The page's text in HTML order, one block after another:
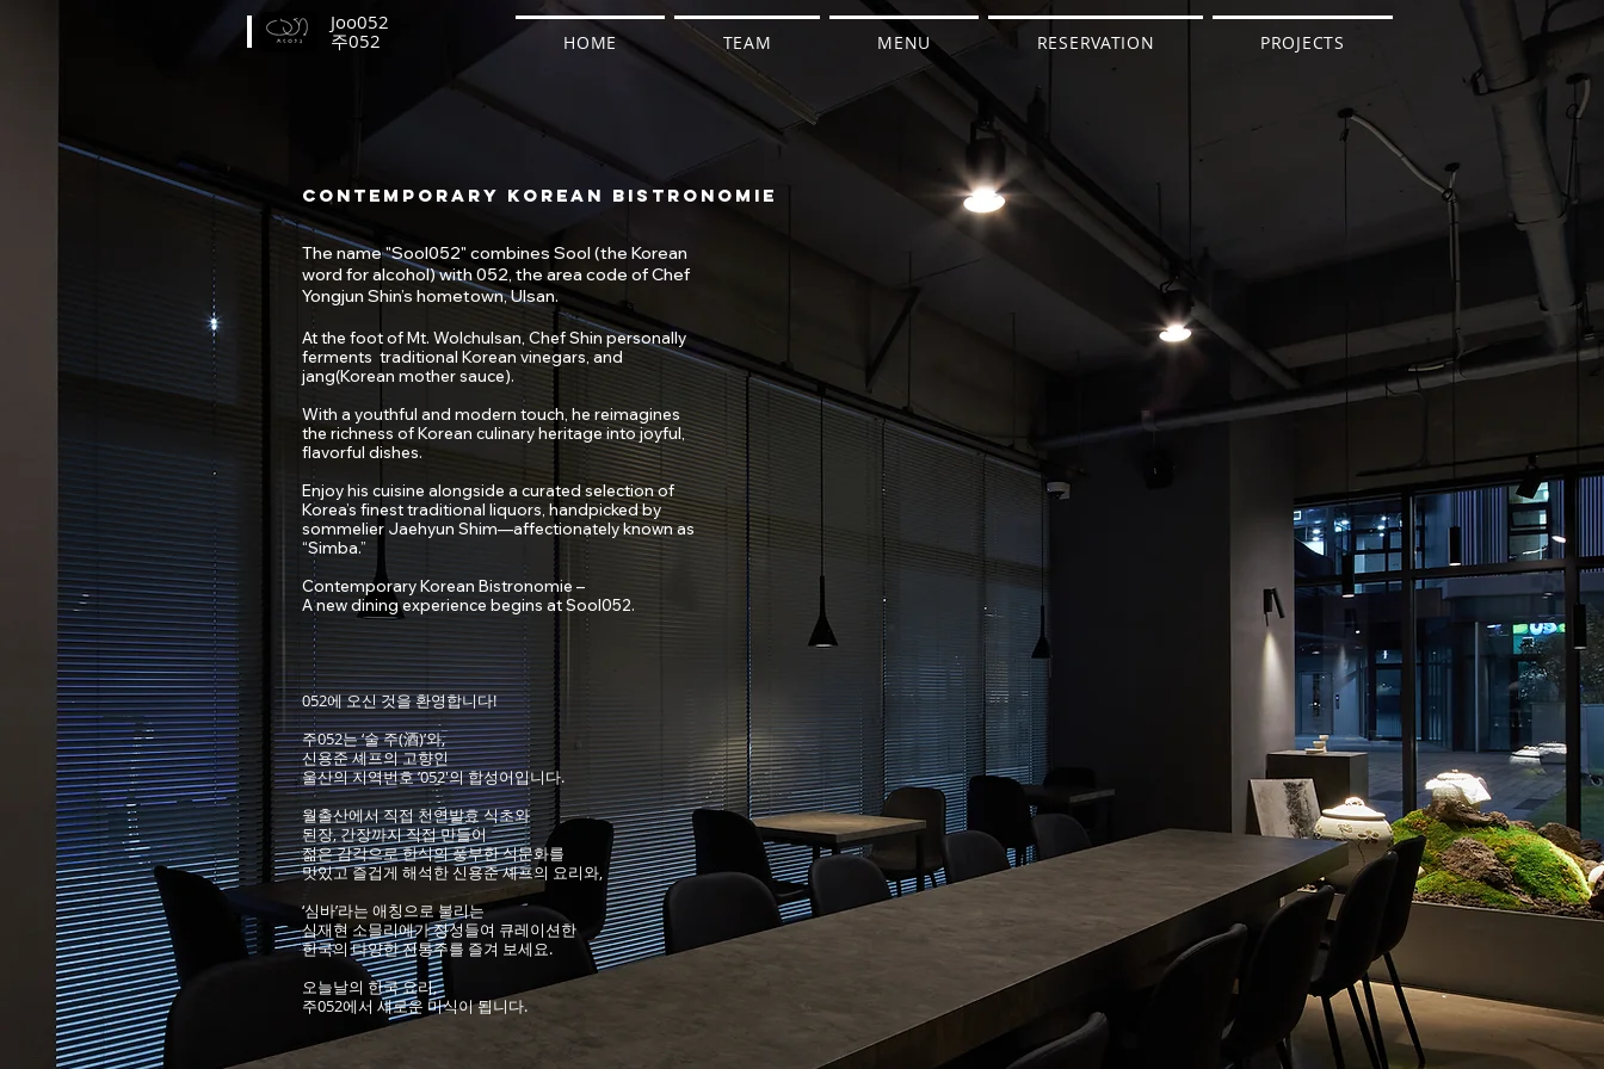
Joo052
​주052
HOME TEAM MENU RESERVATION PROJECTS
Contemporary Korean Bistronomie
​The name "Sool052" combines Sool (the Korean
word for alcohol) with 052, the area code of Chef
Yongjun Shin’s hometown, Ulsan.
At the foot of Mt. Wolchulsan, Chef Shin personally
ferments traditional Korean vinegars, and
jang(Korean mother sauce).
With a youthful and modern touch, he reimagines
the richness of Korean culinary heritage into joyful,
flavorful dishes.
Enjoy his cuisine alongside a curated selection of
Korea’s finest traditional liquors, handpicked by
sommelier Jaehyun Shim—affectionately known as
“Simba.”
Contemporary Korean Bistronomie –
A new dining experience begins at Sool052.
052에 오신 것을 환영합니다!
주052는 ‘술 주(酒)’와,
신용준 셰프의 고향인
울산의 지역번호 ’052'의 합성어입니다.
월출산에서 직접 천연발효 식초와
된장, 간장까지 직접 만들어
젊은 감각으로 한식의 풍부한 식문화를
맛있고 즐겁게 해석한 신용준 셰프의 요리와,
‘심바’라는 애칭으로 불리는
심재현 소믈리에가 정성들여 큐레이션한
한국의 다양한 전통주를 즐겨 보세요.
오늘날의 한국 요리,
주052에서 새로운 미식이 됩니다.